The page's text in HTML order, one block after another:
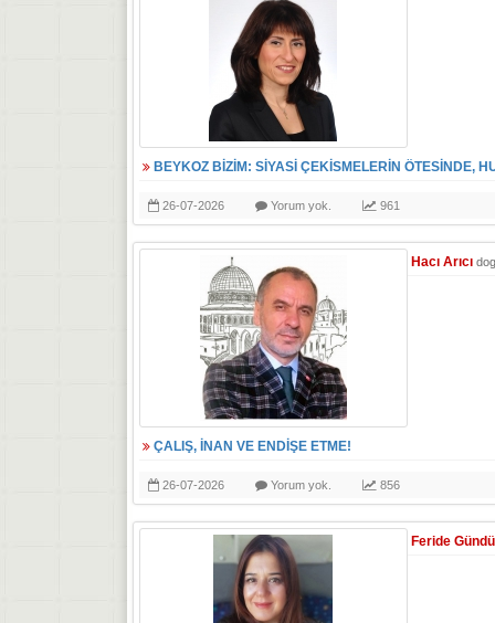
BEYKOZ BİZİM: SİYASİ ÇEKİSMELERİN ÖTESİNDE,
26-07-2026 Yorum yok. 961
Hacı Arıcı
ÇALIŞ, İNAN VE ENDİŞE ETME!
26-07-2026 Yorum yok. 856
Feride